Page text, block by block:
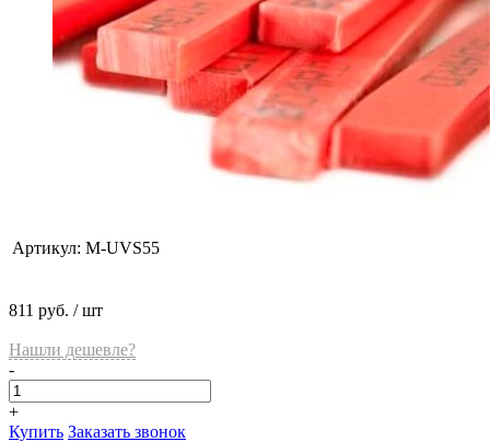
Артикул: M-UVS55
811 руб. / шт
Нашли дешевле?
-
+
Купить Заказать звонок